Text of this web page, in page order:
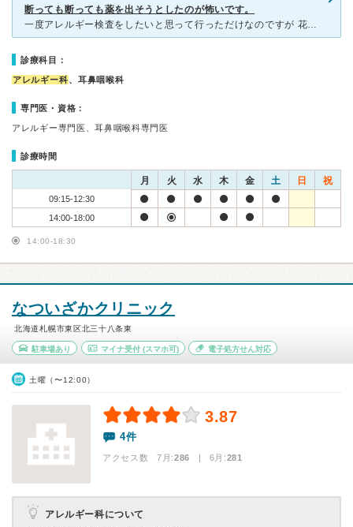
断っても断っても薬を出そうとしたのが怖いです。
一度アレルギー検査をしたいと思って行っただけなのですが 花粉がギリギリ陽性だったので薬を出すと言われ、断りました。 「今まで花粉症になったこともないですし、症状もないのでいいです。」 と言っ
診療科目：
アレルギー科、耳鼻咽喉科
専門医・資格：
アレルギー専門医、耳鼻咽喉科専門医
診療時間
月 火 水 木 金 土 日 祝
09:15-12:30
14:00-18:00
14:00-18:30
なついざかクリニック
北海道札幌市東区北三十八条東
駐車場あり マイナ受付(スマホ可) 電子処方せん対応
土曜（〜12:00）
3.87
4件
アクセス数 7月:286 | 6月:281
アレルギー科について